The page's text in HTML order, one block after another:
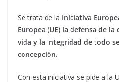
Se trata de la Iniciativa
Europea (UE) la defensa de
vida y la integridad de todo
concepción.
Con esta iniciativa se pide a la